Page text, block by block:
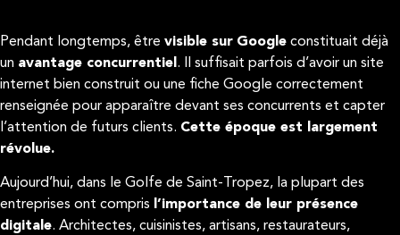
Pendant longtemps, être visible sur Google constituait déjà
un avantage concurrentiel . Il suffisait parfois d’avoir un site
internet bien construit ou une fiche Google correctement
renseignée pour apparaître devant ses concurrents et capter
l’attention de futurs clients. Cette époque est largement
révolue.
Aujourd’hui, dans le Golfe de Saint-Tropez, la plupart des
entreprises ont compris l’importance de leur présence
digitale. Architectes, cuisinistes, artisans, restaurateurs,